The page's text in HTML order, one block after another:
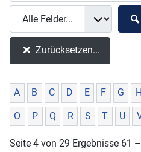
Zurücksetzen...
A B C D E F G H
O P Q R S T U
Seite 4 von 29 Ergebnisse 61